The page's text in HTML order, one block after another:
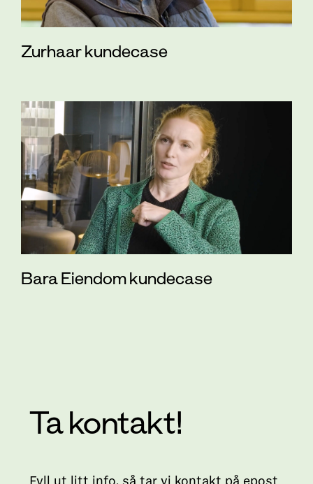
Zurhaar kundecase
Bara Eiendom kundecase
Ta kontakt!
Fyll ut litt info, så tar vi kontakt på epost